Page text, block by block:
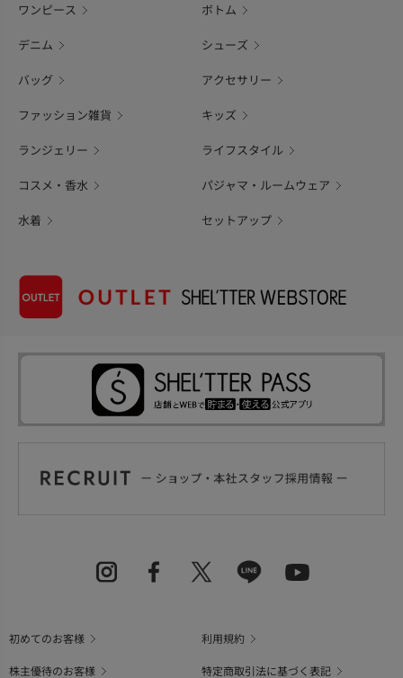
ワンピース ボトム
デニム シューズ
バッグ アクセサリー
ファッション雑貨 キッズ
ランジェリー ライフスタイル
コスメ・香水 パジャマ・ルームウェア
水着 セットアップ
初めてのお客様
利用規約
株主優待のお客様
特定商取引法に基づく表記